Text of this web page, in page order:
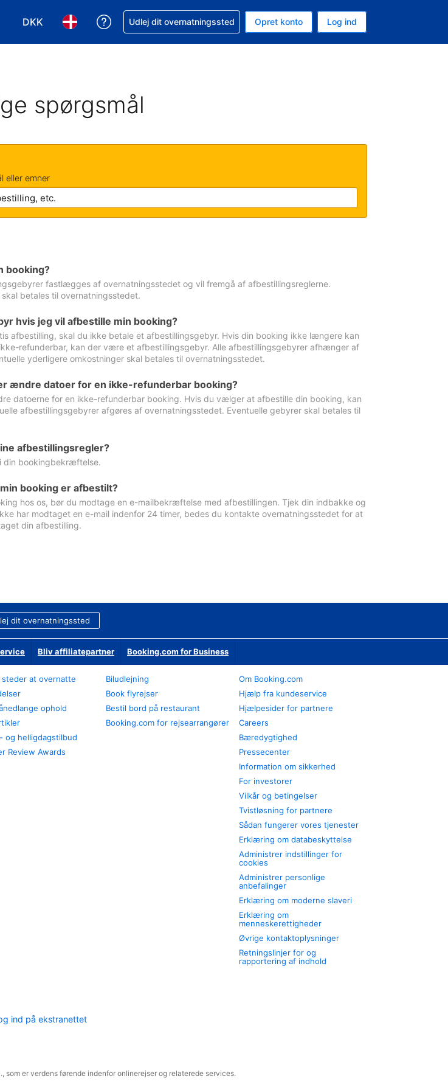
DKK
Vælg valuta. Din nuværende valuta er Danske kroner
Vælg sprog. Dit nuværende sprog er Dansk
Få hjælp til en booking
Udlej dit overnatningssted Opret konto Log ind
spørgsmål
eller emner
booking?
fastlægges af overnatningsstedet og vil fremgå af afbestillingsreglerne.
betales til overnatningsstedet.
hvis jeg vil afbestille min booking?
afbestilling, skal du ikke betale et afbestillingsgebyr. Hvis din booking ikke længere kan
refunderbar, kan der være et afbestillingsgebyr. Alle afbestillingsgebyrer afhænger af
yderligere omkostninger skal betales til overnatningsstedet.
ændre datoer for en ikke-refunderbar booking?
datoerne for en ikke-refunderbar booking. Hvis du vælger at afbestille din booking, kan
afbestillingsgebyrer afgøres af overnatningsstedet. Eventuelle gebyrer skal betales til
afbestillingsregler?
din bookingbekræftelse.
booking er afbestilt?
hos os, bør du modtage en e-mailbekræftelse med afbestillingen. Tjek din indbakke og
har modtaget en e-mail indenfor 24 timer, bedes du kontakte overnatningsstedet for at
din afbestilling.
dit overnatningssted
Bliv affiliatepartner Booking.com for Business
steder at overnatte
ophold
og helligdagstilbud
Review Awards
Biludlejning
Book flyrejser
Bestil bord på restaurant
Booking.com for rejsearrangører
Om Booking.com
Hjælp fra kundeservice
Hjælpesider for partnere
Careers
Bæredygtighed
Pressecenter
Information om sikkerhed
For investorer
Vilkår og betingelser
Tvistløsning for partnere
Sådan fungerer vores tjenester
Erklæring om databeskyttelse
Administrer indstillinger for
cookies
Administrer personlige
anbefalinger
Erklæring om moderne slaveri
Erklæring om
menneskerettigheder
Øvrige kontaktoplysninger
Retningslinjer for og
rapportering af indhold
ind på ekstranettet
som er verdens førende indenfor onlinerejser og relaterede services.